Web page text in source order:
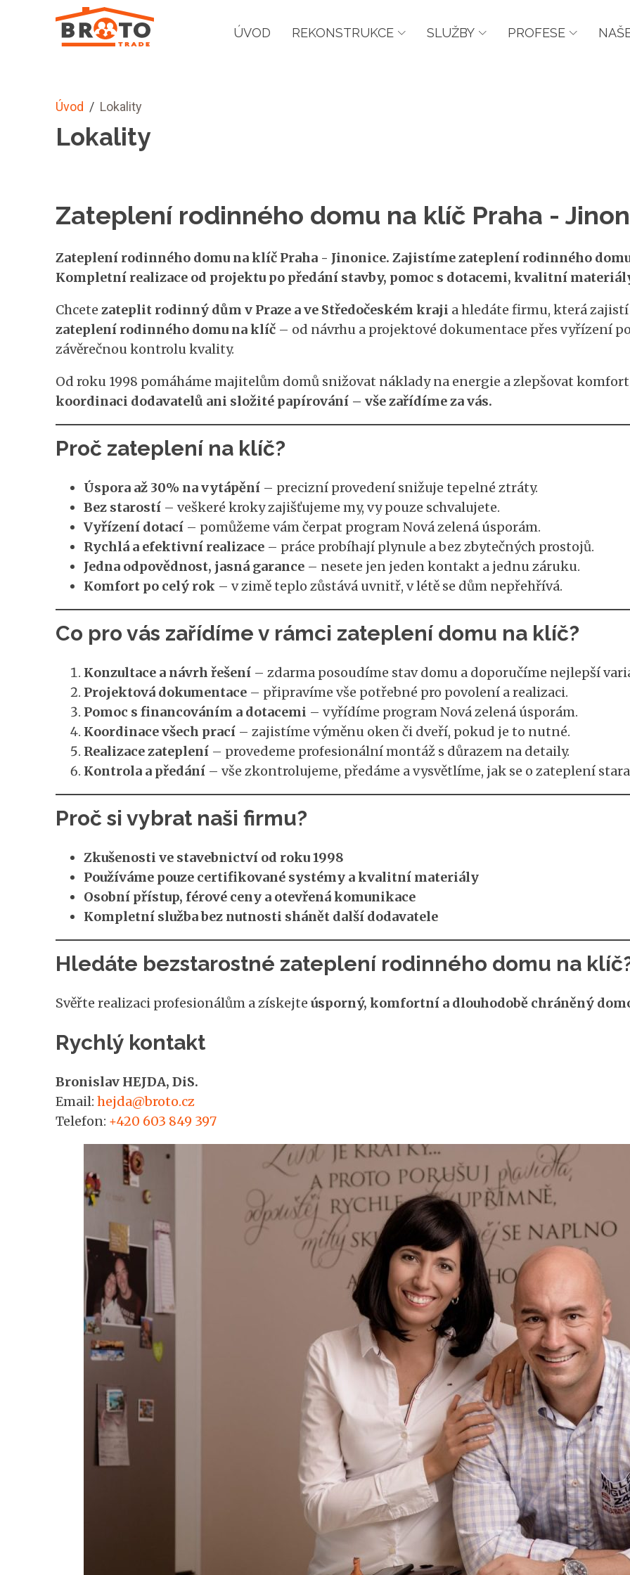
ÚVOD REKONSTRUKCE SLUŽBY PROFESE
Úvod / Lokality
Lokality
Zateplení rodinného domu na klíč Praha -
Zateplení rodinného domu na klíč Praha - Jinonice. Zajistíme zateplení rodinného
Kompletní realizace od projektu po předání stavby, pomoc s dotacemi, kvalitní
Chcete zateplit rodinný dům v Praze a ve Středočeském kraji a hledáte firmu, která zajistí
zateplení rodinného domu na klíč– od návrhu a projektové dokumentace přes vyřízení
závěrečnou kontrolu kvality.
Od roku 1998 pomáháme majitelům domů snižovat náklady na energie a zlepšovat
koordinaci dodavatelů ani složité papírování – vše zařídíme za vás.
Proč zateplení na klíč?
Úspora až 30% na vytápění– precizní provedení snižuje tepelné ztráty.
Bez starostí– veškeré kroky zajišťujeme my, vy pouze schvalujete.
Vyřízení dotací– pomůžeme vám čerpat program Nová zelená úsporám.
Rychlá a efektivní realizace– práce probíhají plynule a bez zbytečných prostojů.
Jedna odpovědnost, jasná garance– nesete jen jeden kontakt a jednu záruku.
Komfort po celý rok – v zimě teplo zůstává uvnitř, v létě se dům nepřehřívá.
Co pro vás zařídíme v rámci zateplení domu na klíč?
Konzultace a návrh řešení– zdarma posoudíme stav domu a doporučíme nejlepší
Projektová dokumentace– připravíme vše potřebné pro povolení a realizaci.
Pomoc s financováním a dotacemi – vyřídíme program Nová zelená úsporám.
Koordinace všech prací– zajistíme výměnu oken či dveří, pokud je to nutné.
Realizace zateplení– provedeme profesionální montáž s důrazem na detaily.
Kontrola a předání– vše zkontrolujeme, předáme a vysvětlíme, jak se o zateplení
Proč si vybrat naši firmu?
Zkušenosti ve stavebnictví od roku 1998
Používáme pouze certifikované systémy a kvalitní materiály
Osobní přístup, férové ceny a otevřená komunikace
Kompletní služba bez nutnosti shánět další dodavatele
Hledáte bezstarostné zateplení rodinného domu na
Svěřte realizaci profesionálům a získejte úsporný, komfortní a dlouhodobě chráněný
Rychlý kontakt
Bronislav HEJDA, DiS.
Email: hejda@broto.cz
Telefon: +420 603 849 397